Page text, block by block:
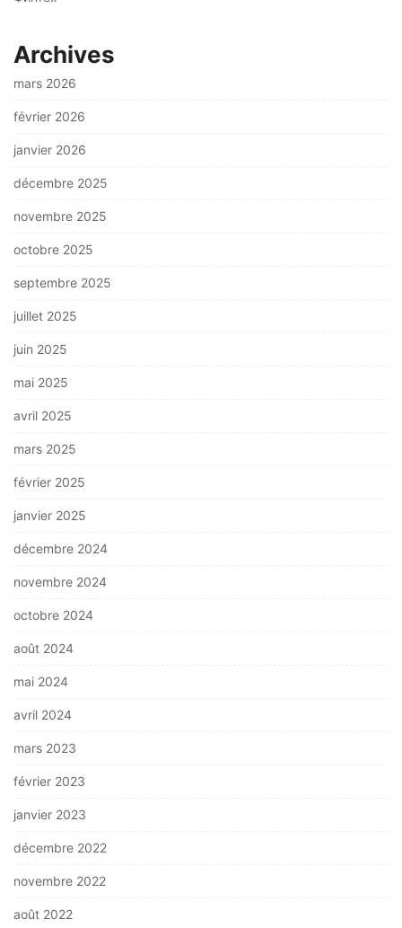
Archives
mars 2026
février 2026
janvier 2026
décembre 2025
novembre 2025
octobre 2025
septembre 2025
juillet 2025
juin 2025
mai 2025
avril 2025
mars 2025
février 2025
janvier 2025
décembre 2024
novembre 2024
octobre 2024
août 2024
mai 2024
avril 2024
mars 2023
février 2023
janvier 2023
décembre 2022
novembre 2022
août 2022